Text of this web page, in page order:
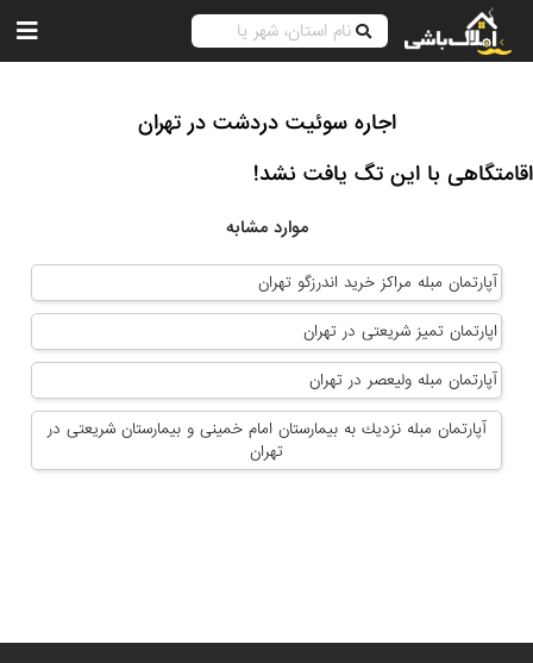
اجاره سوئیت دردشت در تهران
اقامتگاهی با این تگ یافت نشد!
موارد مشابه
آپارتمان مبله مراکز خرید اندرزگو تهران
اپارتمان تمیز شریعتی در تهران
آپارتمان مبله ولیعصر در تهران
آپارتمان مبله نزديك به بيمارستان امام خمينى و بيمارستان شريعتى در
تهران